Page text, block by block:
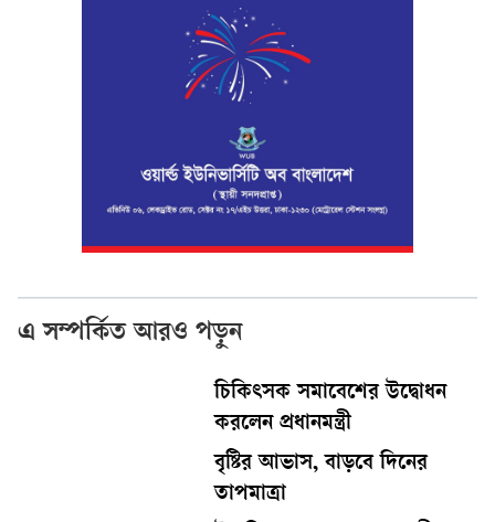
এ সম্পর্কিত আরও পড়ুন
চিকিৎসক সমাবেশের উদ্বোধন
করলেন প্রধানমন্ত্রী
বৃষ্টির আভাস, বাড়বে দিনের
তাপমাত্রা